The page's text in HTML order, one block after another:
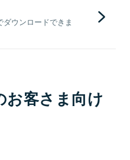
ウンロードできま
お客さま向け